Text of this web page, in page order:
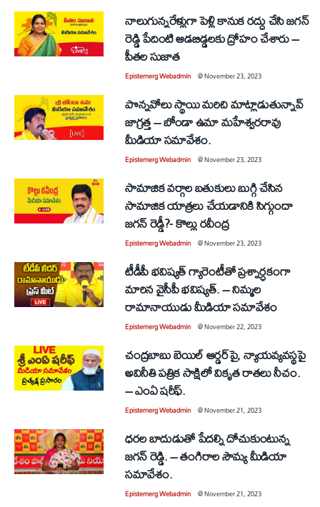
నాలుగున్నరేళ్లుగా పెళ్లి కానుక రద్దు చేసి జగన్
రెడ్డి పేదింటి ఆడబిడ్డలకు ద్రోహం చేశారు –
పీతల సుజాత
Epistemerg Webadmin @November 23, 2023
పొన్నవోలు స్థాయి మరిచి మాట్లాడుతున్నావ్
జాగ్రత్త – బోండా ఉమా మహేశ్వరరావు
మీడియా సమావేశం.
Epistemerg Webadmin @November 23, 2023
సామాజిక వర్గాల బతుకులు బుగ్గి చేసిన
సామాజిక యాత్రలు చేయడానికి సిగ్గుందా
జగన్ రెడ్డీ?- కొల్లు రవీంద్ర
Epistemerg Webadmin @November 23, 2023
టీడీపీ భవిష్యత్ గ్యారెంటీతో ప్రశ్నార్ధకంగా
మారిన వైసీపీ భవిష్యత్. – నిమ్మల
రామానాయుడు మీడియా సమావేశం
Epistemerg Webadmin @November 22, 2023
చంద్రబాబు బెయిల్ ఆర్డర్‌పై, న్యాయవ్యవస్థపై
అవినీతి పత్రిక సాక్షిలో వికృత రాతలు నీచం.
– ఎంఏ షరీఫ్.
Epistemerg Webadmin @November 21, 2023
ధరల బాదుడుతో పేదల్ని దోచుకుంటున్న
జగన్ రెడ్డి. – తంగిరాల సౌమ్య మీడియా
సమావేశం.
Epistemerg Webadmin @November 21, 2023